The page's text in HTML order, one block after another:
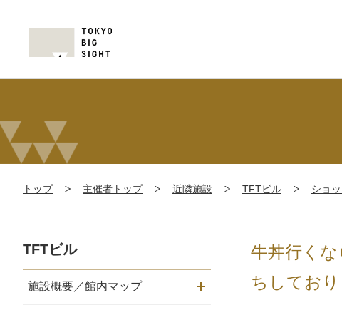
トップ 主催者トップ 近隣施設 TFTビル ショ
牛丼行く
ちしており
TFTビル
施設概要／館内マップ
メニュー